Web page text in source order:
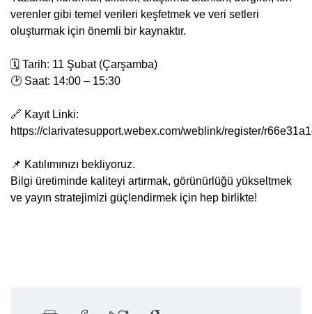
verenler gibi temel verileri keşfetmek ve veri setleri
oluşturmak için önemli bir kaynaktır.
🗓 Tarih: 11 Şubat (Çarşamba)
🕑 Saat: 14:00 – 15:30
🔗 Kayıt Linki:
https://clarivatesupport.webex.com/weblink/register/
📌 Katılımınızı bekliyoruz.
Bilgi üretiminde kaliteyi artırmak, görünürlüğü yükseltmek
ve yayın stratejimizi güçlendirmek için hep birlikte!